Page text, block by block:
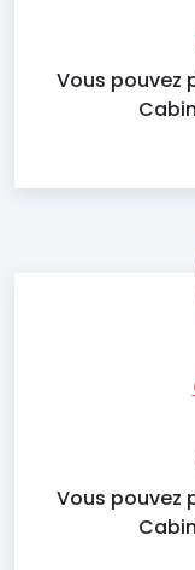
Vous pouvez
Vous pouvez